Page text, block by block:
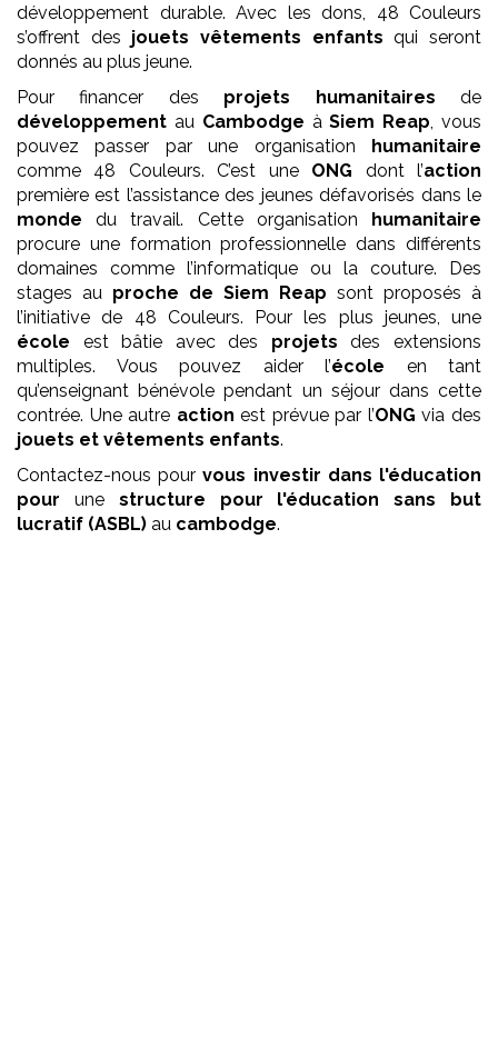
développement durable. Avec les dons, 48 Couleurs
s’offrent des jouets vêtements enfants qui seront
donnés au plus jeune.
Pour financer des projets humanitaires de
développement au Cambodge àSiem Reap , vous
pouvez passer par une organisation humanitaire
comme 48 Couleurs. C’est une ONG dont l’action
première est l’assistance des jeunes défavorisés dans le
monde du travail. Cette organisation humanitaire
procure une formation professionnelle dans différents
domaines comme l’informatique ou la couture. Des
stages au proche de Siem Reap sont proposés à
l’initiative de 48 Couleurs. Pour les plus jeunes, une
école est bâtie avec des projets des extensions
multiples. Vous pouvez aider l’école en tant
qu’enseignant bénévole pendant un séjour dans cette
contrée. Une autre action est prévue par l’ONG via des
jouets et vêtements enfants.
Contactez-nous pourvous investir dans l'éducation
pour une structure pour l'éducation
sans but
lucratif (ASBL) au cambodge.